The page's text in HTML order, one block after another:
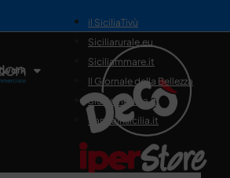
il SiciliaTivù
Siciliarurale.eu
Siciliammare.it
Il Giornale della Bellezza
Siciliamedica.it
Sanitainsicilia.it